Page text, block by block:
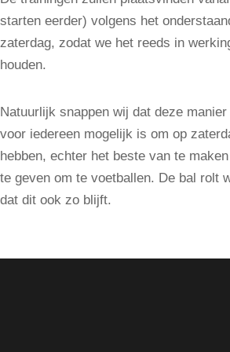
starten eerder) volgens het
zaterdag, zodat we het reeds in
houden.
Natuurlijk snappen wij dat deze
voor iedereen mogelijk is om op
hebben, echter het beste van te
te geven om te voetballen. De bal rolt
dat dit ook zo blijft.